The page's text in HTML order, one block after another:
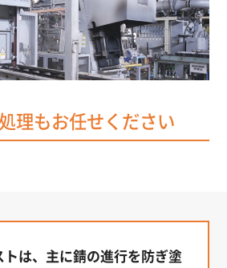
理もお任せください
は、主に錆の進行を防ぎ塗